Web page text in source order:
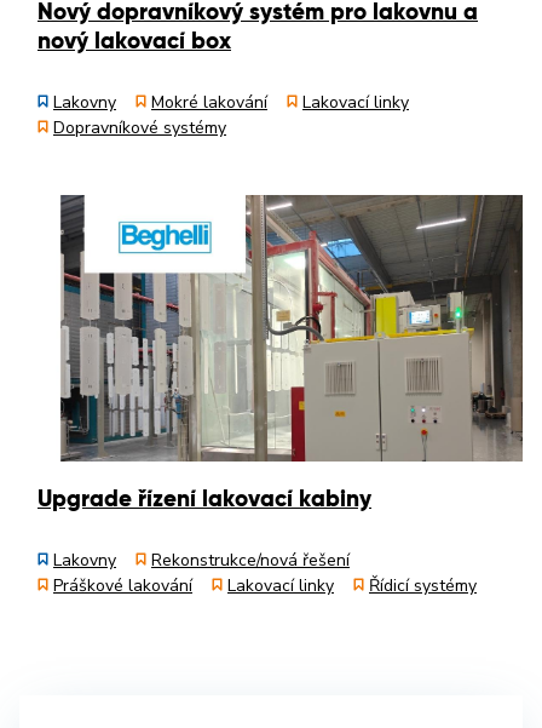
Nový dopravníkový systém pro lakovnu a
nový lakovací box
Lakovny Mokré lakování
Lakovací linky
Dopravníkové systémy
Upgrade řízení lakovací kabiny
Lakovny
Rekonstrukce/nová řešení
Práškové lakování
Lakovací linky Řídicí systémy